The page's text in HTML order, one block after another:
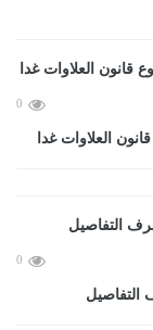
0
العلاوات غدا
0
التفاصيل